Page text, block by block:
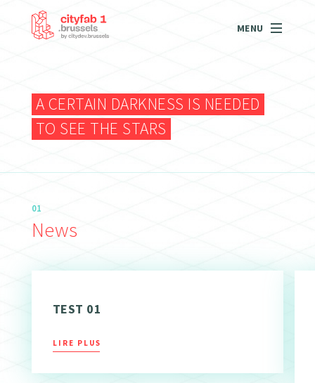
MENU
A CERTAIN DARKNESS IS NEEDED
TO SEE THE STARS
01
News
TEST 01
LIRE PLUS